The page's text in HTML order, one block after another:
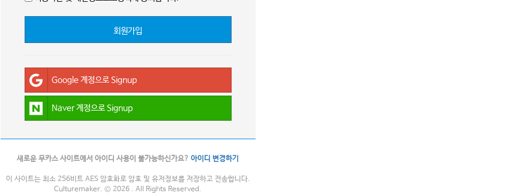
회원가입
Google 계정으로 Signup
Naver 계정으로 Signup
새로운 무카스 사이트에서 아이디 사용이 불가능하신가요? 아이디 변경하기
이 사이트는 최소 256비트 AES 암호화로 암호 및 유저정보를 저장하고 전송합니다.
Culturemaker. © 2026 . All Rights Reserved.